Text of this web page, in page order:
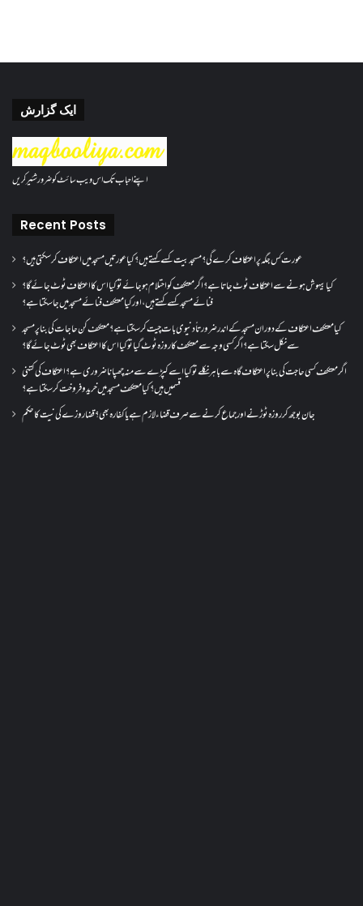
ایک گزارش
اپنے احباب تک اس ویب سائٹ کو ضرور شئیر کریں
Recent Posts
عورت کس جگہ پر اعتکاف کرے گی؟مسجد بیت کسے کہتے ہیں؟کیا عورتیں مسجد میں اعتکاف کر سکتی ہیں؟
کیا بیہوش ہونے سے اعتکاف ٹوٹ جاتا ہے؟ اگر معتکف کو احتلام ہو جائے تو کیا اس کا اعتکاف ٹوٹ جائے گا؟
فنائے مسجد کسے کہتے ہیں ، اور کیا معتکف فنائے مسجد میں جا سکتا ہے؟
کیا معتکف اعتکاف کے دوران مسجد کے اندر ضرورتاً دنیوی بات چیت کر سکتا ہے؟معتکف کن حاجات کی بنا پر مسجد
سے نکل سکتا ہے؟ اگر کسی وجہ سے معتکف کا روزہ ٹوٹ گیا تو کیا اس کا اعتکاف بھی ٹوٹ جائے گا؟
اگر معتکف کسی حاجت کی بنا پر اعتکاف گاہ سے باہر نکلے تو کیا اسے کپڑے سے منہ چھپانا ضروری ہے؟اعتکاف کی کتنی
قسمیں ہیں؟کیا معتکف مسجد میں خرید و فروخت کر سکتا ہے؟
جان بوجھ کر روزہ ٹوڑنے اور جماع کرنے سے صرف قضاء لازم ہے یا کفارہ بھی؟ قضا روزے کی نیت کا حکم